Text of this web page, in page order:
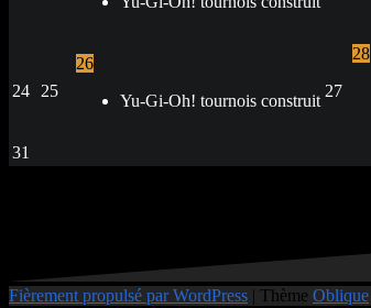
24 25
26
Yu-Gi-Oh! tournois construit
27
28
31
Fièrement propulsé par WordPress | Thème Oblique